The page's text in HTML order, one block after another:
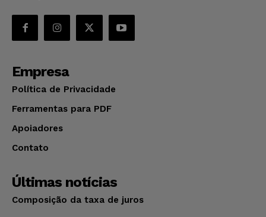
Empresa
Política de Privacidade
Ferramentas para PDF
Apoiadores
Contato
Últimas notícias
Composição da taxa de juros